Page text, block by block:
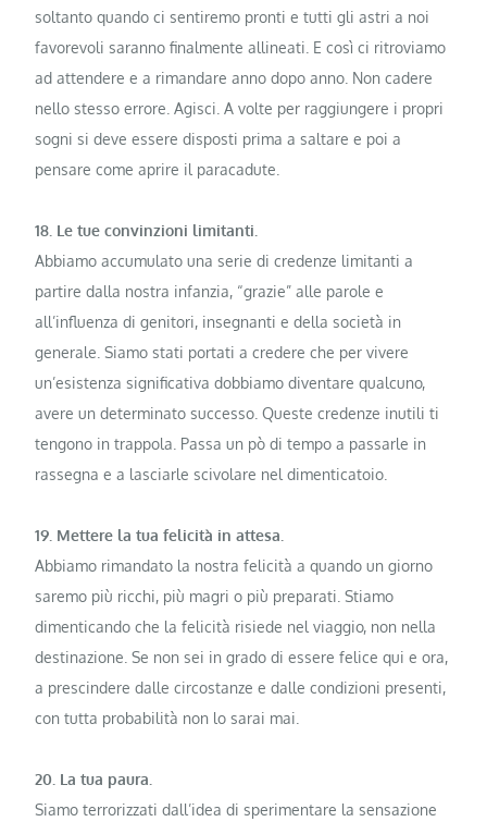
soltanto quando ci sentiremo pronti e tutti gli astri a noi
favorevoli saranno finalmente allineati. E così ci ritroviamo
ad attendere e a rimandare anno dopo anno. Non cadere
nello stesso errore. Agisci. A volte per raggiungere i propri
sogni si deve essere disposti prima a saltare e poi a
pensare come aprire il paracadute.
18. Le tue convinzioni limitanti.
Abbiamo accumulato una serie di credenze limitanti a
partire dalla nostra infanzia, “grazie” alle parole e
all’influenza di genitori, insegnanti e della società in
generale. Siamo stati portati a credere che per vivere
un’esistenza significativa dobbiamo diventare qualcuno,
avere un determinato successo. Queste credenze inutili ti
tengono in trappola. Passa un pò di tempo a passarle in
rassegna e a lasciarle scivolare nel dimenticatoio.
19. Mettere la tua felicità in attesa.
Abbiamo rimandato la nostra felicità a quando un giorno
saremo più ricchi, più magri o più preparati. Stiamo
dimenticando che la felicità risiede nel viaggio, non nella
destinazione. Se non sei in grado di essere felice qui e ora,
a prescindere dalle circostanze e dalle condizioni presenti,
con tutta probabilità non lo sarai mai.
20. La tua paura.
Siamo terrorizzati dall’idea di sperimentare la sensazione